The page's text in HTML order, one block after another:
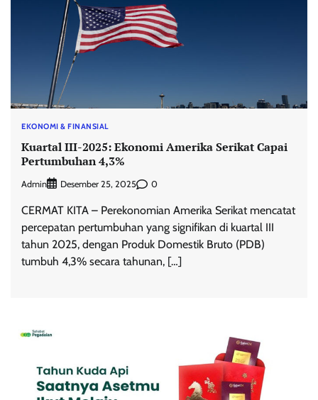
EKONOMI & FINANSIAL
Kuartal III-2025: Ekonomi Amerika Serikat Capai
Pertumbuhan 4,3%
Admin Desember 25, 2025 0
CERMAT KITA – Perekonomian Amerika Serikat mencatat
percepatan pertumbuhan yang signifikan di kuartal III
tahun 2025, dengan Produk Domestik Bruto (PDB)
tumbuh 4,3% secara tahunan, […]